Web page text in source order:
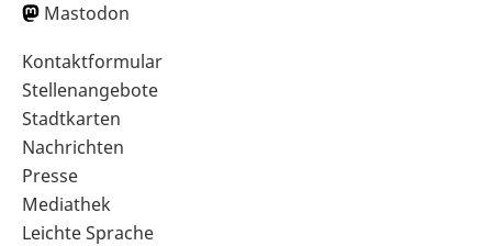
Mastodon
Sekundärnavigation
im
Fußbereich
Kontaktformular
Stellenangebote
Stadtkarten
Nachrichten
Presse
Mediathek
Leichte Sprache